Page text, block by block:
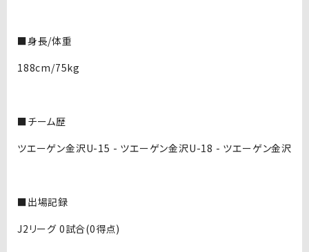
■身長/体重
188cm/75kg
■チーム歴
ツエーゲン金沢U-15 - ツエーゲン金沢U-18 - ツエーゲン金沢
■出場記録
J2リーグ 0試合(0得点)